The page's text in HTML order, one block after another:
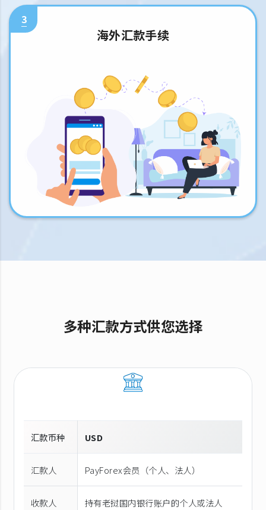
3
海外汇款手续
多种汇款方式供您选择
汇款币种 USD
汇款人 PayForex会员（个人、法人）
收款人 持有老挝国内银行账户的个人或法人